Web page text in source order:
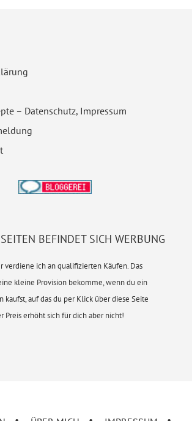
– Datenschutz, Impressum
BEFINDET SICH WERBUNG
verdiene ich an qualifizierten Käufen. Das
kleine Provision bekomme, wenn du ein
kaufst, auf das du per Klick über diese Seite
Preis erhöht sich für dich aber nicht!